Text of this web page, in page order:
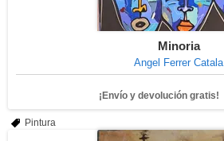
Minoria
Angel Ferrer Catala
¡Envío y devolución gratis!
Pintura